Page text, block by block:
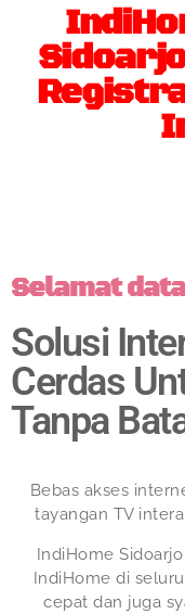
Selamat
Solusi
Cerdas
Tanpa
Bebas akses
tayangan TV
IndiHome
IndiHome di
cepat dan juga